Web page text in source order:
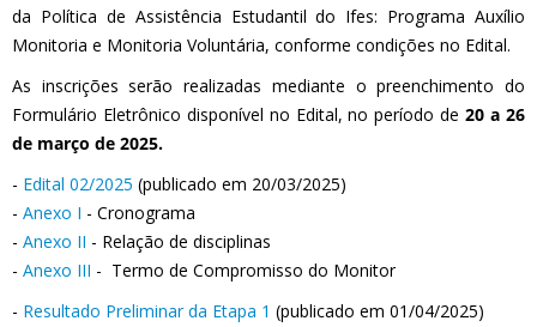
da Política de Assistência Estudantil do Ifes: Programa Auxílio
Monitoria e Monitoria Voluntária, conforme condições no Edital.
As inscrições serão realizadas mediante o preenchimento do
Formulário Eletrônico disponível no Edital, no período de20 a 26
de março de 2025.
- Edital 02/2025 (publicado em 20/03/2025)
- Anexo I - Cronograma
- Anexo II - Relação de disciplinas
- Anexo III - Termo de Compromisso do Monitor
- Resultado Preliminar da Etapa 1 (publicado em 01/04/2025)